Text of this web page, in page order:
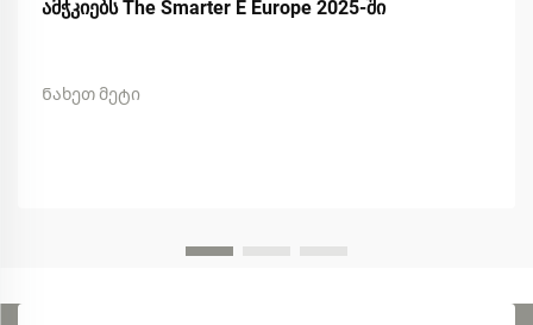
ამჭკიებს The Smarter E Europe 2025-ში
Ნახეთ მეტი